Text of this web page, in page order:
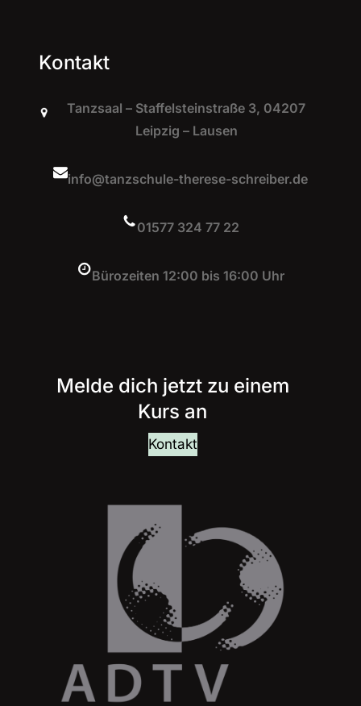
Kontakt
Tanzsaal – Staffelsteinstraße 3, 04207
Leipzig – Lausen
info@tanzschule-therese-schreiber.de
01577 324 77 22
Bürozeiten 12:00 bis 16:00 Uhr
Melde dich jetzt zu einem
Kurs an
Kontakt